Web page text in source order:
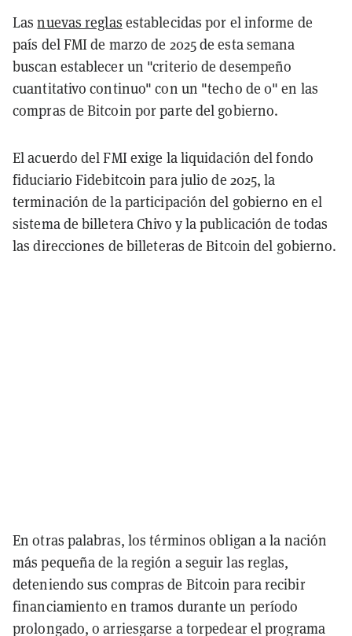
Lasnuevas reglas establecidas por el informe de
país del FMI de marzo de 2025 de esta semana
buscan establecer un "criterio de desempeño
cuantitativo continuo" con un "techo de 0" en las
compras de Bitcoin por parte del gobierno.
El acuerdo del FMI exige la liquidación del fondo
fiduciario Fidebitcoin para julio de 2025, la
terminación de la participación del gobierno en el
sistema de billetera Chivo y la publicación de todas
las direcciones de billeteras de Bitcoin del gobierno.
En otras palabras, los términos obligan a la nación
más pequeña de la región a seguir las reglas,
deteniendo sus compras de Bitcoin para recibir
financiamiento en tramos durante un período
prolongado, o arriesgarse a torpedear el programa